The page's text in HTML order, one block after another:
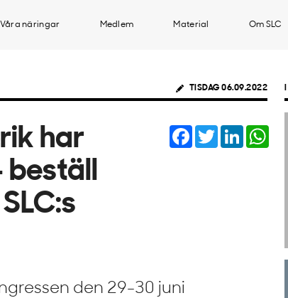
Våra näringar Medlem Material Om SLC
TISDAG 06.09.2022
har
beställ
Facebook
TwitterLinkedIn
den 29-30 juni